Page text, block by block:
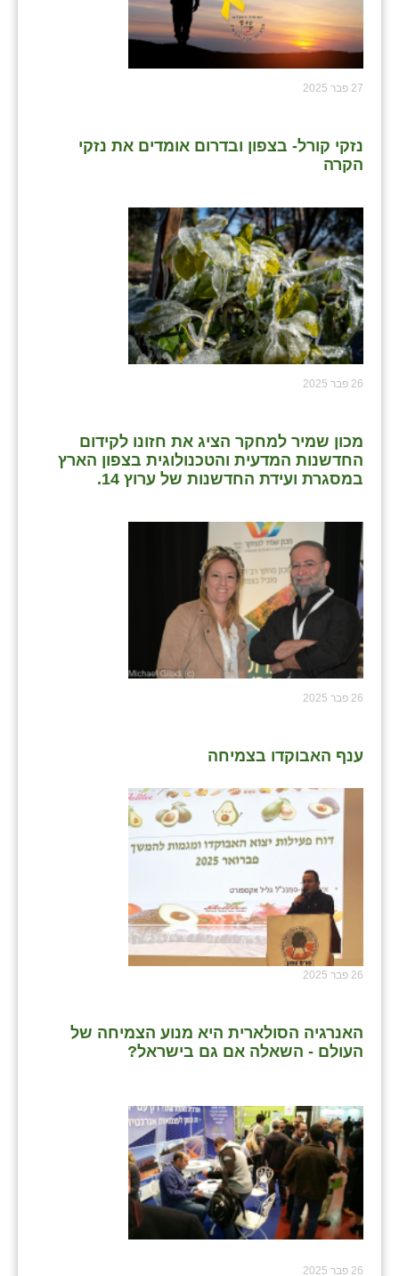
27 פבר 2025
נזקי קורל- בצפון ובדרום אומדים את נזקי
הקרה
26 פבר 2025
מכון שמיר למחקר הציג את חזונו לקידום
החדשנות המדעית והטכנולוגית בצפון הארץ
במסגרת ועידת החדשנות של ערוץ 14.
26 פבר 2025
ענף האבוקדו בצמיחה
26 פבר 2025
האנרגיה הסולארית היא מנוע הצמיחה של
העולם - השאלה אם גם בישראל?
26 פבר 2025